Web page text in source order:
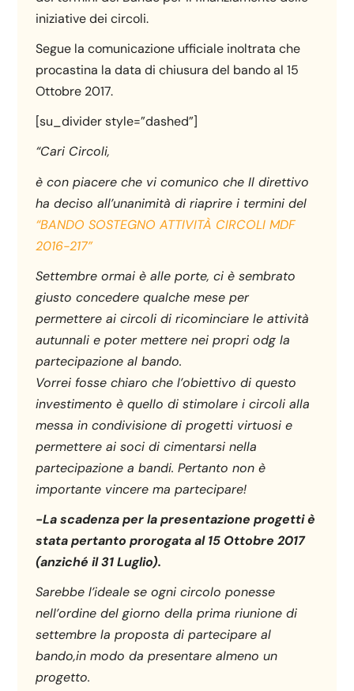
iniziative dei circoli.
Segue la comunicazione ufficiale inoltrata che
procastina la data di chiusura del bando al 15
Ottobre 2017.
[su_divider style=”dashed”]
“Cari Circoli,
è con piacere che vi comunico che Il direttivo
ha deciso all’unanimità di riaprire i termini del
“BANDO SOSTEGNO ATTIVITÀ CIRCOLI MDF
2016-217”
Settembre ormai è alle porte, ci è sembrato
giusto concedere qualche mese per
permettere ai circoli di ricominciare le attività
autunnali e poter mettere nei propri odg la
partecipazione al bando.
Vorrei fosse chiaro che l’obiettivo di questo
investimento è quello di stimolare i circoli alla
messa in condivisione di progetti virtuosi e
permettere ai soci di cimentarsi nella
partecipazione a bandi. Pertanto non è
importante vincere ma partecipare!
-La scadenza per la presentazione progetti è
stata pertanto prorogata al 15 Ottobre 2017
(anziché il 31 Luglio).
Sarebbe l’ideale se ogni circolo ponesse
nell’ordine del giorno della prima riunione di
settembre la proposta di partecipare al
bando,in modo da presentare almeno un
progetto.